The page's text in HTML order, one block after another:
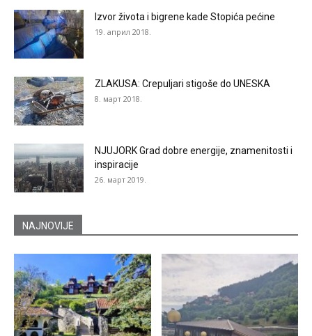
Izvor života i bigrene kade Stopića pećine
19. април 2018.
ZLAKUSA: Crepuljari stigoše do UNESKA
8. март 2018.
NJUJORK Grad dobre energije, znamenitosti i
inspiracije
26. март 2019.
NAJNOVIJE